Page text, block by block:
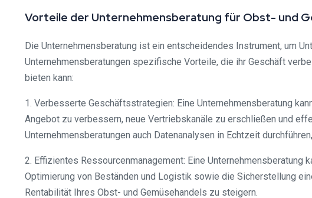
Vorteile der Unternehmensberatung für Obst- und
Die Unternehmensberatung ist ein entscheidendes Instrument, um
Unternehmensberatungen spezifische Vorteile, die ihr Geschäft
bieten kann:
1. Verbesserte Geschäftsstrategien: Eine Unternehmensberatung
Angebot zu verbessern, neue Vertriebskanäle zu erschließen und
Unternehmensberatungen auch Datenanalysen in Echtzeit
2. Effizientes Ressourcenmanagement: Eine
Optimierung von Beständen und Logistik sowie die Sicherstellung
Rentabilität Ihres Obst- und Gemüsehandels zu steigern.